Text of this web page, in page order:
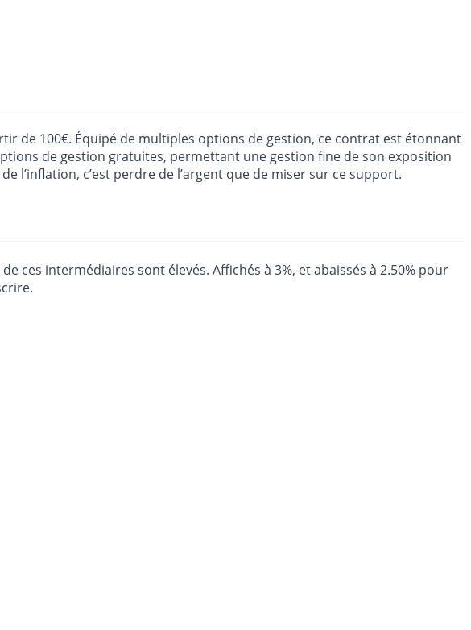
de 100€. Équipé de multiples options de gestion, ce contrat est étonnant
de gestion gratuites, permettant une gestion fine de son exposition
l’inflation, c’est perdre de l’argent que de miser sur ce support.
ces intermédiaires sont élevés. Affichés à 3%, et abaissés à 2.50% pour